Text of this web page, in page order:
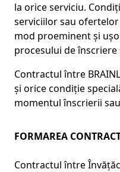
la orice serviciu.
serviciilor sau
mod proeminent și
procesului de înscriere
Contractul între
și orice condiție
momentul înscrierii
FORMAREA
Contractul între